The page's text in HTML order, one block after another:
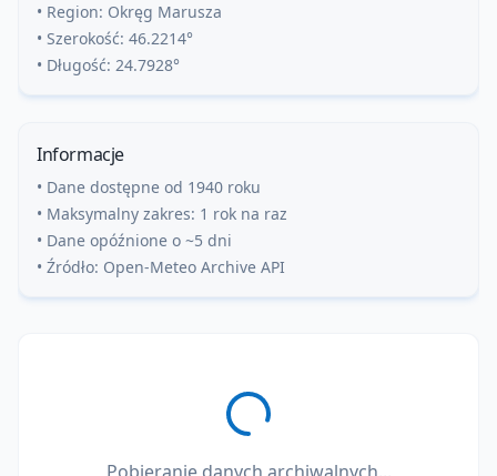
• Region: Okręg Marusza
• Szerokość: 46.2214°
• Długość: 24.7928°
Informacje
• Dane dostępne od 1940 roku
• Maksymalny zakres: 1 rok na raz
• Dane opóźnione o ~5 dni
• Źródło: Open-Meteo Archive API